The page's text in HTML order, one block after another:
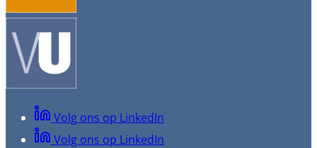
Volg ons op LinkedIn
Volg ons op LinkedIn